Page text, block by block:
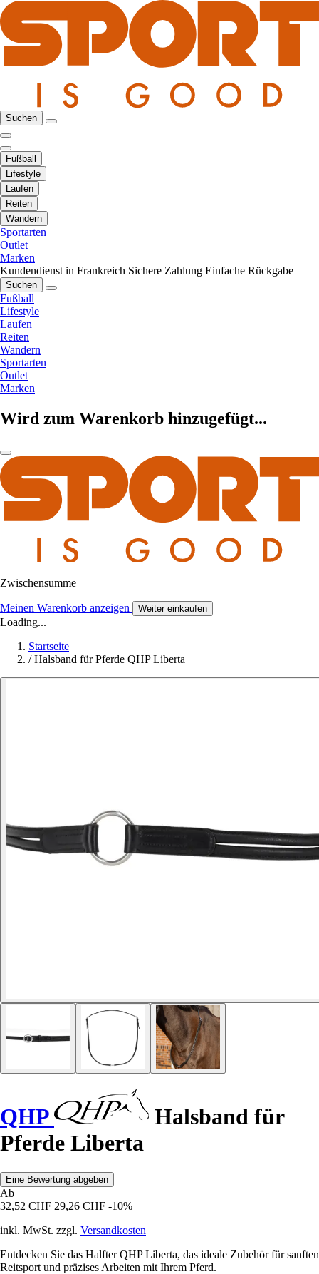
Suchen
Fußball
Lifestyle
Laufen
Reiten
Wandern
Sportarten
Outlet
Marken
Kundendienst in Frankreich Sichere Zahlung Einfache Rückgabe
Suchen
Fußball
Lifestyle
Laufen
Reiten
Wandern
Sportarten
Outlet
Marken
Wird zum Warenkorb hinzugefügt...
Zwischensumme
Meinen Warenkorb anzeigen Weiter einkaufen
Loading...
Startseite
/ Halsband für Pferde QHP Liberta
QHP
Halsband für
Pferde Liberta
Eine Bewertung abgeben
Ab
32,52 CHF 29,26 CHF -10%
inkl. MwSt. zzgl. Versandkosten
Entdecken Sie das Halfter QHP Liberta, das ideale Zubehör für sanften
Reitsport und präzises Arbeiten mit Ihrem Pferd.